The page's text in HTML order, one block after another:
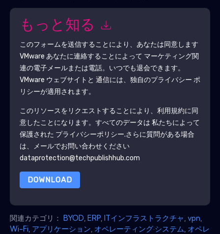
もっと知る
このフォームを送信することにより、あなたは同意します
VMware あなたに連絡することによって マーケティング関
連の電子メールまたは電話。いつでも退会できます。
VMware ウェブサイトと 通信には、独自のプライバシー ポ
リシーが適用されます。
このリソースをリクエストすることにより、利用規約に同
意したことになります。すべてのデータは 私たちによって
保護された プライバシーポリシー.さらに質問がある場合
は、メールでお問い合わせください
dataprotection@techpublishhub.com
DOWNLOAD
関連カテゴリ： BYOD ERP ITインフラストラクチャ vpn
Wi-Fi アプリケーション オペレーティング·システム オペレ